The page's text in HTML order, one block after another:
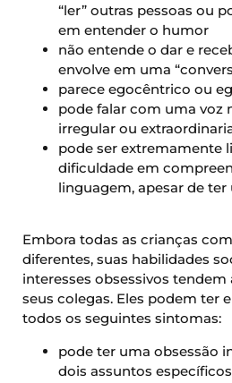
“ler” outras pessoas ou
em entender o humor
não entende o dar e
envolve em uma
parece egocêntrico ou
pode falar com uma voz
irregular ou
pode ser extremamente
dificuldade em
linguagem, apesar de
Embora todas as crianças
diferentes, suas habilidades
interesses obsessivos tendem
seus colegas. Eles podem ter
todos os seguintes sintomas:
pode ter uma obsessão
dois assuntos